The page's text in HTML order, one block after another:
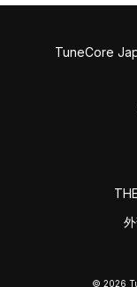
TuneCore
© 2026